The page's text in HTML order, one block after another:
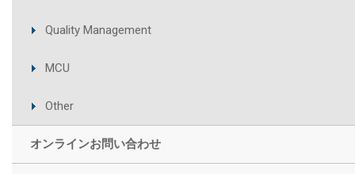
Quality Management
MCU
Other
オンラインお問い合わせ